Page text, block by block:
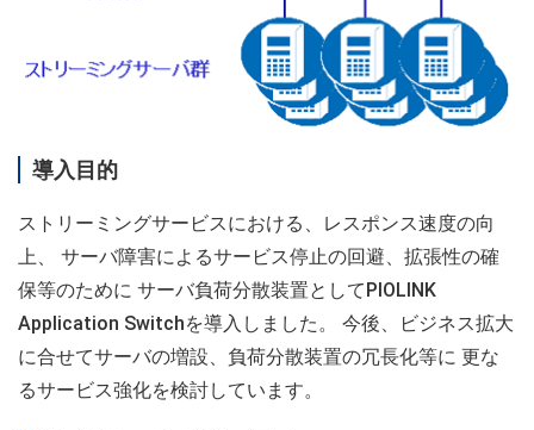
導入目的
ストリーミングサービスにおける、レスポンス速度の向
上、 サーバ障害によるサービス停止の回避、拡張性の確
保等のために サーバ負荷分散装置としてPIOLINK
Application Switchを導入しました。 今後、ビジネス拡大
に合せてサーバの増設、負荷分散装置の冗長化等に 更な
るサービス強化を検討しています。